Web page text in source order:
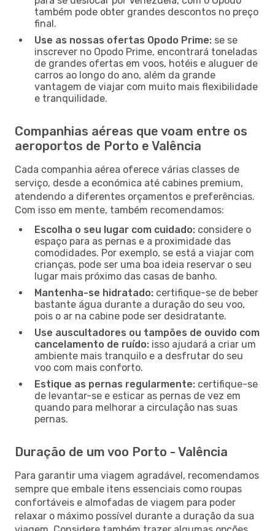
também pode obter grandes descontos no preço
final.
Use as nossas ofertas Opodo Prime: se se
inscrever no Opodo Prime, encontrará toneladas
de grandes ofertas em voos, hotéis e aluguer de
carros ao longo do ano, além da grande
vantagem de viajar com muito mais flexibilidade
e tranquilidade.
Companhias aéreas que voam entre os
aeroportos de Porto e Valência
Cada companhia aérea oferece várias classes de
serviço, desde a económica até cabines premium,
atendendo a diferentes orçamentos e preferências.
Com isso em mente, também recomendamos:
Escolha o seu lugar com cuidado: considere o
espaço para as pernas e a proximidade das
comodidades. Por exemplo, se está a viajar com
crianças, pode ser uma boa ideia reservar o seu
lugar mais próximo das casas de banho.
Mantenha-se hidratado: certifique-se de beber
bastante água durante a duração do seu voo,
pois o ar na cabine pode ser desidratante.
Use auscultadores ou tampões de ouvido com
cancelamento de ruído: isso ajudará a criar um
ambiente mais tranquilo e a desfrutar do seu
voo com mais conforto.
Estique as pernas regularmente: certifique-se
de levantar-se e esticar as pernas de vez em
quando para melhorar a circulação nas suas
pernas.
Duração de um voo Porto - Valência
Para garantir uma viagem agradável, recomendamos
sempre que embale itens essenciais como roupas
confortáveis e almofadas de viagem para poder
relaxar o máximo possível durante a duração da sua